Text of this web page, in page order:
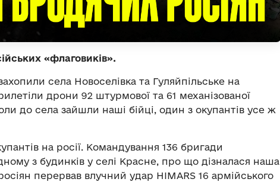
«флаговиків».
села Новоселівка та Гуляйпільське на
дрони 92 штурмової та 61 механізованої
до села зайшли наші бійці, один з окупантів усе ж
на росії. Командування 136 бригади
з будинків у селі Красне, про що дізналася наша
перервав влучний удар HIMARS 16 армійського